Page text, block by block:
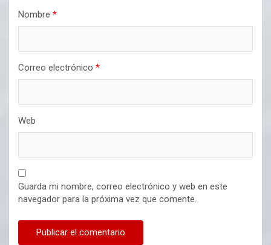
Nombre *
Correo electrónico *
Web
Guarda mi nombre, correo electrónico y web en este
navegador para la próxima vez que comente.